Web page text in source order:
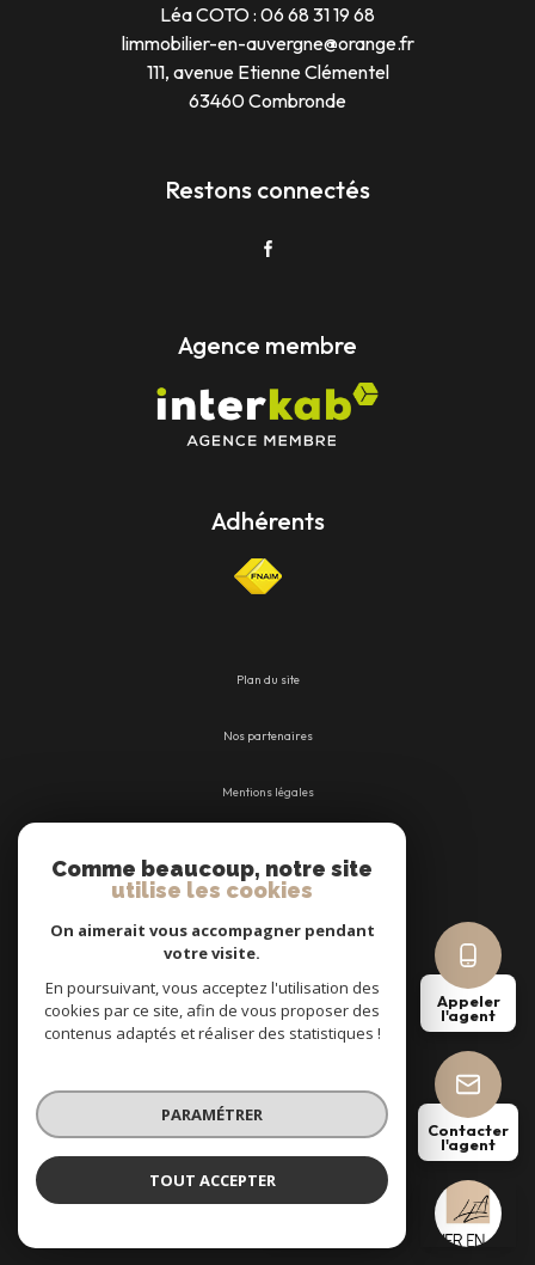
Lea COTO
Appeler
l'agent
Contacter
l'agent
Léa COTO : 06 68 31 19 68
limmobilier-en-auvergne@orange.fr
111, avenue Etienne Clémentel
63460 Combronde
Restons connectés
Agence membre
Adhérents
Plan du site
Nos partenaires
Mentions légales
Politique RGPD
Cookies
© 2026 | Tous droits réservés
Réalisé par
Comme beaucoup, notre site
utilise les cookies
On aimerait vous accompagner pendant
votre visite.
En poursuivant, vous acceptez l'utilisation des
cookies par ce site, afin de vous proposer des
contenus adaptés et réaliser des statistiques !
PARAMÉTRER
TOUT ACCEPTER